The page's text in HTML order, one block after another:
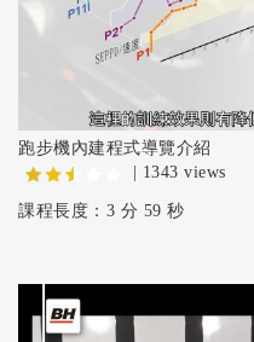
跑步機內建程式導覽介紹
| 1343 views
課程長度：3 分 59 秒